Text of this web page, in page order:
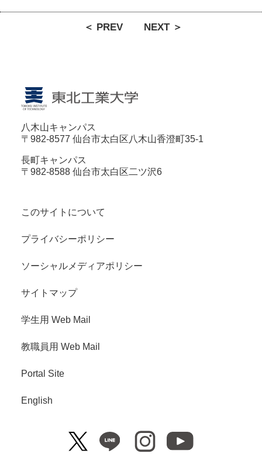
＜ PREV NEXT ＞
八木山キャンパス
〒982-8577 仙台市太白区八木山香澄町35-1
長町キャンパス
〒982-8588 仙台市太白区二ツ沢6
このサイトについて
プライバシーポリシー
ソーシャルメディアポリシー
サイトマップ
学生用 Web Mail
教職員用 Web Mail
Portal Site
English